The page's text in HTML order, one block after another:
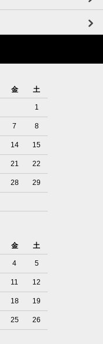
金 土
1
7 8
14 15
21 22
28 29
金 土
4 5
11 12
18 19
25 26